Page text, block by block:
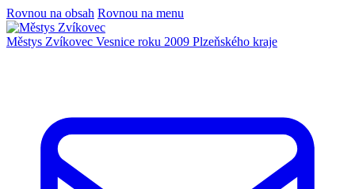
Rovnou na obsah Rovnou na menu
Městys Zvíkovec Vesnice roku 2009 Plzeňského kraje